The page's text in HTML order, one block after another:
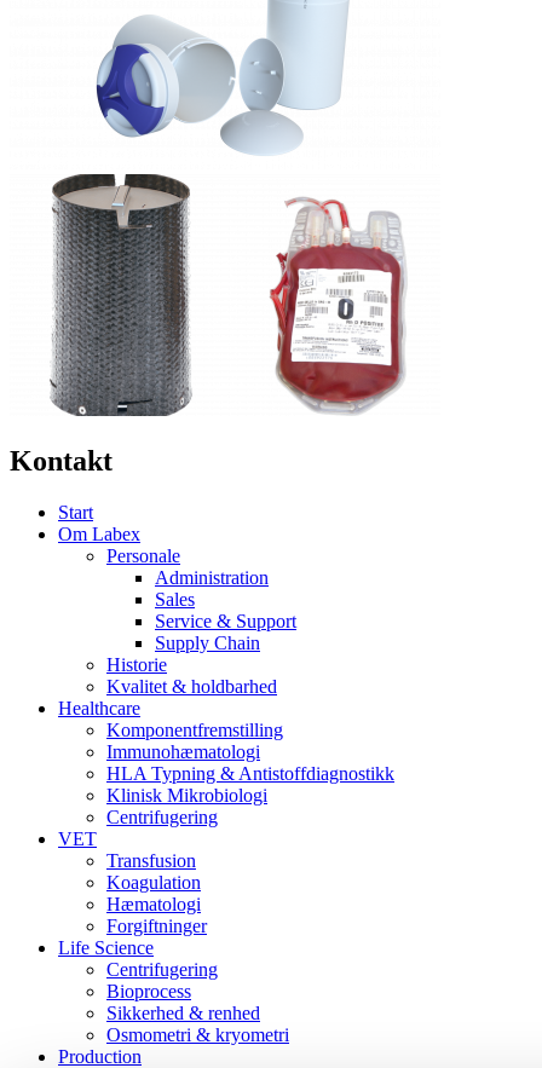
Kontakt
Start
Om Labex
Personale
Administration
Sales
Service & Support
Supply Chain
Historie
Kvalitet & holdbarhed
Healthcare
Komponentfremstilling
Immunohæmatologi
HLA Typning & Antistoffdiagnostikk
Klinisk Mikrobiologi
Centrifugering
VET
Transfusion
Koagulation
Hæmatologi
Forgiftninger
Life Science
Centrifugering
Bioprocess
Sikkerhed & renhed
Osmometri & kryometri
Production